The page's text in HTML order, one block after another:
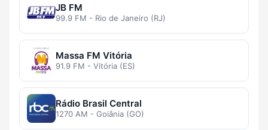
JB FM
99.9 FM - Rio de Janeiro (RJ)
Massa FM Vitória
91.9 FM - Vitória (ES)
Rádio Brasil Central
1270 AM - Goiânia (GO)